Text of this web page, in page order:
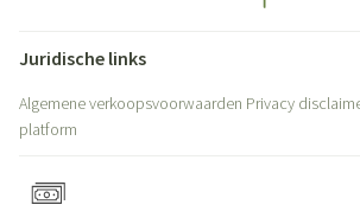
Juridische links
Algemene verkoopsvoorwaarden Privacy
platform